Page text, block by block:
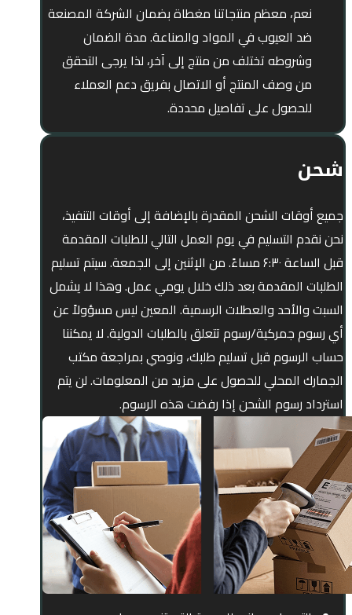
نعم، معظم منتجاتنا مغطاة بضمان الشركة المصنعة
ضد العيوب في المواد والصناعة. مدة الضمان
وشروطه تختلف من منتج إلى آخر، لذا يرجى التحقق
من وصف المنتج أو الاتصال بفريق دعم العملاء
للحصول على تفاصيل محددة.
شحن
جميع أوقات الشحن المقدرة بالإضافة إلى أوقات التنفيذ،
نحن نقدم التسليم في يوم العمل التالي للطلبات المقدمة
قبل الساعة ۶:۳۰ مساءً. من الإثنين إلى الجمعة. سيتم تسليم
الطلبات المقدمة بعد ذلك خلال يومي عمل. وهذا لا يشمل
السبت والأحد والعطلات الرسمية. المعين ليس مسؤولاً عن
أي رسوم جمركية/رسوم تتعلق بالطلبات الدولية. لا يمكننا
حساب الرسوم قبل تسليم طلبك، ونوصي بمراجعة مكتب
الجمارك المحلي للحصول على مزيد من المعلومات. لن يتم
استرداد رسوم الشحن إذا رفضت هذه الرسوم.